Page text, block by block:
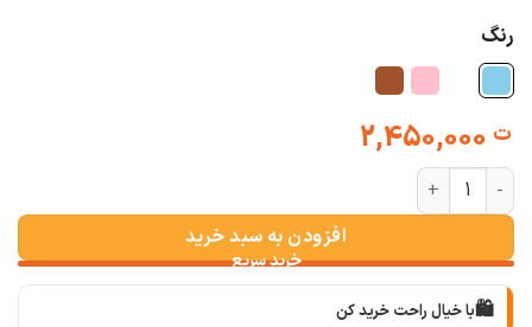
رنگ
ت2,450,000
شومیز سیلک اسلپ زنانه مدل پاگون عدد
افزودن به سبد خرید
🛍️با خیال راحت خرید کن